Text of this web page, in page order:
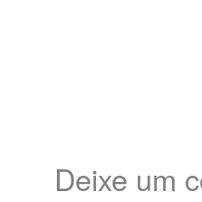
Deixe um